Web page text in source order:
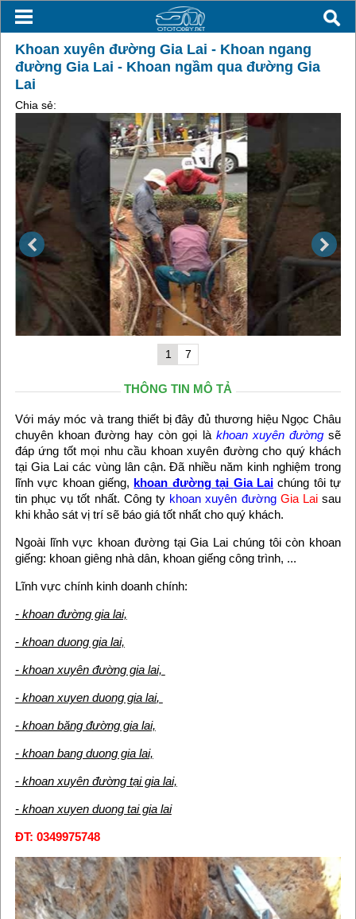
Khoan xuyên đường Gia Lai - Khoan ngang
đường Gia Lai - Khoan ngầm qua đường Gia
Lai
Chia sẻ:
1 7
THÔNG TIN MÔ TẢ
Với máy móc và trang thiết bị đây đủ thương hiệu Ngọc Châu
chuyên khoan đường hay còn gọi là khoan xuyên đường sẽ
đáp ứng tốt mọi nhu cầu khoan xuyên đường cho quý khách
tại Gia Lai các vùng lân cận. Đã nhiều năm kinh nghiệm trong
lĩnh vực khoan giếng, khoan đường tại Gia Lai chúng tôi tự
tin phục vụ tốt nhất. Công ty khoan xuyên đường Gia Laisau
khi khảo sát vị trí sẽ báo giá tốt nhất cho quý khách.
Ngoài lĩnh vực khoan đường tại Gia Lai chúng tôi còn khoan
giếng: khoan giêng nhà dân, khoan giếng công trình, ...
Lĩnh vực chính kinh doanh chính:
- khoan đường gia lai,
- khoan duong gia lai,
- khoan xuyên đường gia lai,
- khoan xuyen duong gia lai,
- khoan băng đường gia lai,
- khoan bang duong gia lai,
- khoan xuyên đường tại gia lai,
- khoan xuyen duong tai gia lai
ĐT: 0349975748